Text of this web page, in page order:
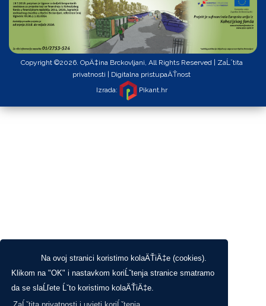
Na ovoj stranici koristimo kolaÄŤiÄ‡e (cookies).
Klikom na "OK" i nastavkom koriĹˇtenja stranice smatramo
da se slaĹľete Ĺˇto koristimo kolaÄŤiÄ‡e.
Copyright ©2026. OpÄ‡ina Brckovljani, All Rights Reserved |
ZaĹˇtita
privatnosti
Digitalna pristupaÄŤnost
Izrada:
Pikant.hr